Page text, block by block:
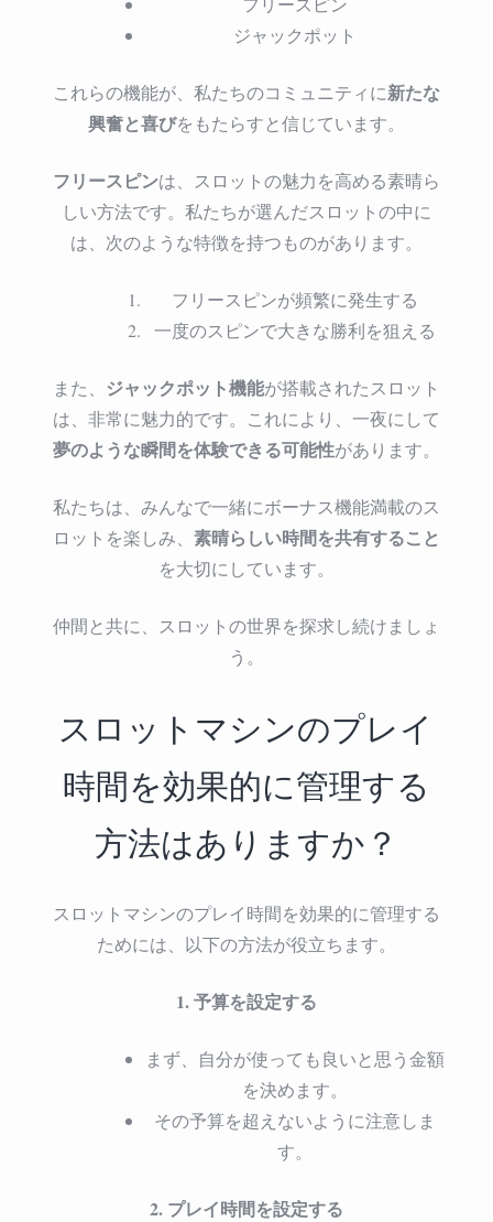
ジャックポット
これらの機能が、私たちのコミュニティに新たな
興奮と喜びをもたらすと信じています。
フリースピンは、スロットの魅力を高める素晴ら
しい方法です。私たちが選んだスロットの中に
は、次のような特徴を持つものがあります。
フリースピンが頻繁に発生する
一度のスピンで大きな勝利を狙える
また、 ジャックポット機能が搭載されたスロット
は、非常に魅力的です。これにより、一夜にして
夢のような瞬間を体験できる可能性があります。
私たちは、みんなで一緒にボーナス機能満載のス
ロットを楽しみ、 素晴らしい時間を共有すること
を大切にしています。
仲間と共に、スロットの世界を探求し続けましょ
う。
スロットマシンのプレイ
時間を効果的に管理する
方法はありますか？
スロットマシンのプレイ時間を効果的に管理する
ためには、以下の方法が役立ちます。
1. 予算を設定する
まず、自分が使っても良いと思う金額
を決めます。
その予算を超えないように注意しま
す。
2. プレイ時間を設定する